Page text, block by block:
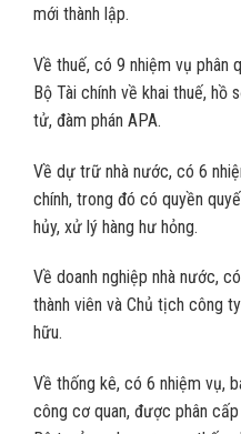
mới thành lập.
Về thuế, có 9 nhiệm vụ phân
Bộ Tài chính về khai thuế, hồ
tử, đàm phán APA.
Về dự trữ nhà nước, có 6
chính, trong đó có quyền
hủy, xử lý hàng hư hỏng.
Về doanh nghiệp nhà nước,
thành viên và Chủ tịch công
hữu.
Về thống kê, có 6 nhiệm vụ,
công cơ quan, được phân